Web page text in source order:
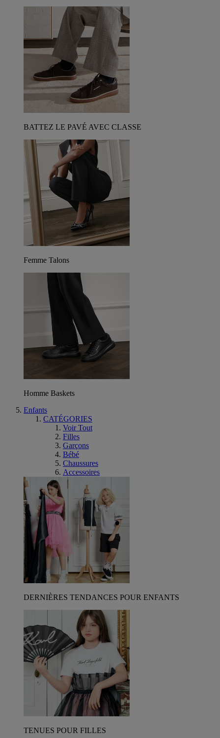
BATTEZ LE PAVÉ AVEC CLASSE
Femme Talons
Homme Baskets
Enfants
CATÉGORIES
Voir Tout
Filles
Garçons
Bébé
Chaussures
Accessoires
DERNIÈRES TENDANCES POUR ENFANTS
TENUES POUR FILLES